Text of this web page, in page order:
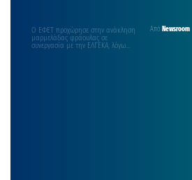
Από Newsroom
Ο ΕΦΕΤ προχώρησε στην ανάκληση
μαρμελάδας φράουλας σε
συνεργασία με την ΕΛΓΕΚΑ, λόγω